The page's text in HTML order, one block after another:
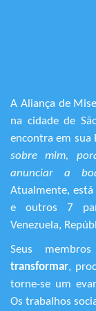
A Aliança de
na cidade de
encontra em sua
sobre mim,
anunciar a
Atualmente, está
e outros 7
Venezuela,
Seus
transformar,
torne-se um
Os trabalhos